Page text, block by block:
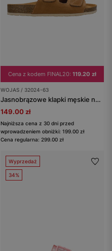
Cena z kodem FINAL20: 119.20 zł
WOJAS / 32024-63
Jasnobrązowe klapki męskie na korku zapinane na rzepy
149.00 zł
Najniższa cena z 30 dni przed
wprowadzeniem obniżki: 199.00 zł
Cena regularna: 299.00 zł
Wyprzedaż
34%